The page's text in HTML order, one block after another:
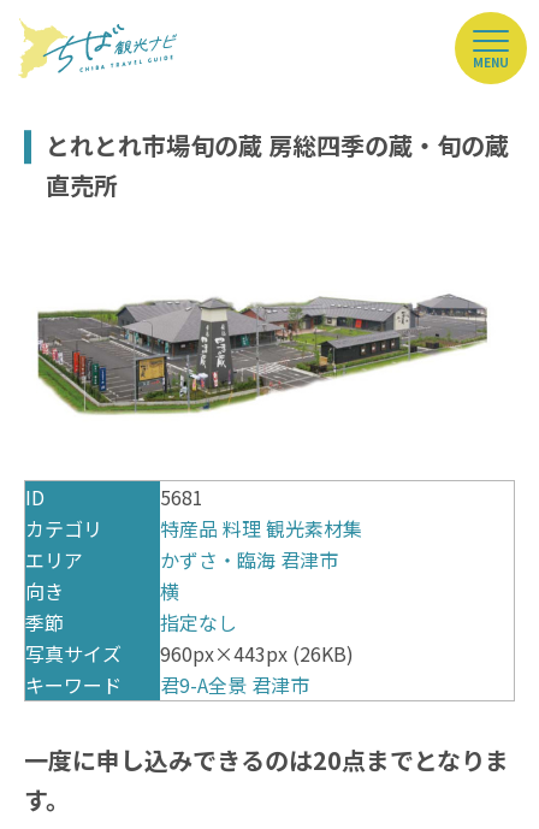
MENU
とれとれ市場旬の蔵 房総四季の蔵・旬の蔵
直売所
ID
5681
カテゴリ
特産品 料理 観光素材集
エリア
かずさ・臨海 君津市
向き
横
季節
指定なし
写真サイズ
960px×443px (26KB)
キーワード
君9-A全景 君津市
一度に申し込みできるのは20点までとなりま
す。